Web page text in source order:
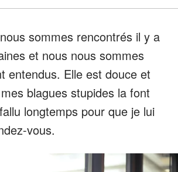
sommes rencontrés il y a
et nous nous sommes
entendus. Elle est douce et
blagues stupides la font
longtemps pour que je lui
vous.